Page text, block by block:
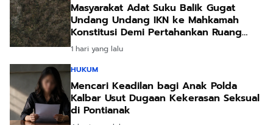
Masyarakat Adat Suku Balik Gugat
Undang Undang IKN ke Mahkamah
Konstitusi Demi Pertahankan Ruang
Hidup Leluhur
1 hari yang lalu
HUKUM
Mencari Keadilan bagi Anak Polda
Kalbar Usut Dugaan Kekerasan Seksual
di Pontianak